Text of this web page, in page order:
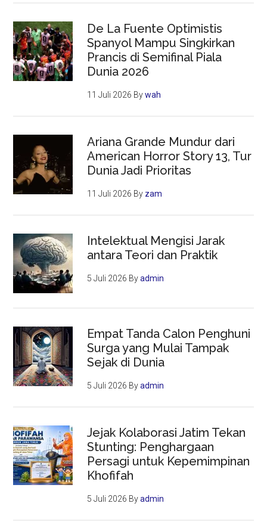
De La Fuente Optimistis
Spanyol Mampu Singkirkan
Prancis di Semifinal Piala
Dunia 2026
11 Juli 2026 Bywah
Ariana Grande Mundur dari
American Horror Story 13, Tur
Dunia Jadi Prioritas
11 Juli 2026 By zam
Intelektual Mengisi Jarak
antara Teori dan Praktik
5 Juli 2026 Byadmin
Empat Tanda Calon Penghuni
Surga yang Mulai Tampak
Sejak di Dunia
5 Juli 2026 Byadmin
Jejak Kolaborasi Jatim Tekan
Stunting: Penghargaan
Persagi untuk Kepemimpinan
Khofifah
5 Juli 2026 Byadmin